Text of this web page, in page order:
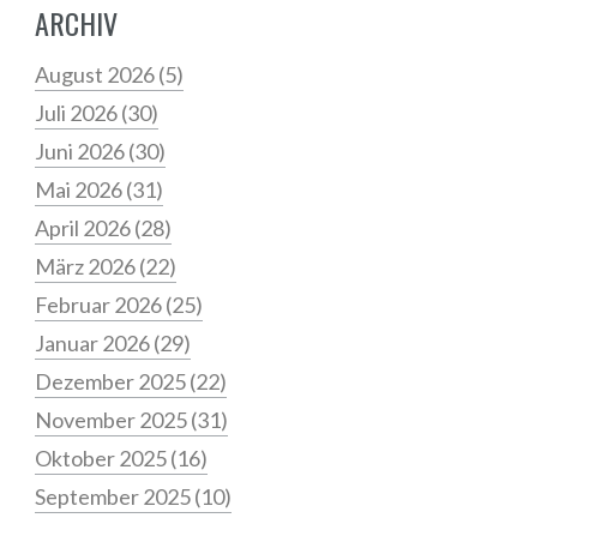
ARCHIV
August 2026(5)
Juli 2026(30)
Juni 2026(30)
Mai 2026(31)
April 2026(28)
März 2026(22)
Februar 2026(25)
Januar 2026(29)
Dezember 2025(22)
November 2025(31)
Oktober 2025(16)
September 2025(10)